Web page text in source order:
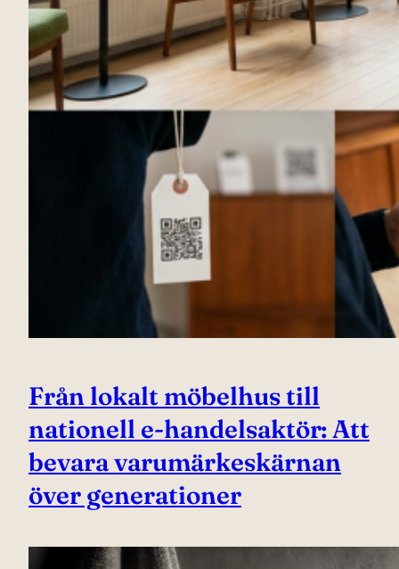
Från lokalt möbelhus till
nationell e-handelsaktör: Att
bevara varumärkeskärnan
över generationer